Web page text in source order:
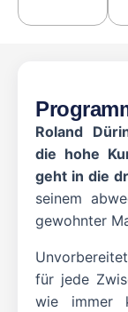
Roland
die hohe
geht in die
seinem
gewohnter
für jede
wie immer